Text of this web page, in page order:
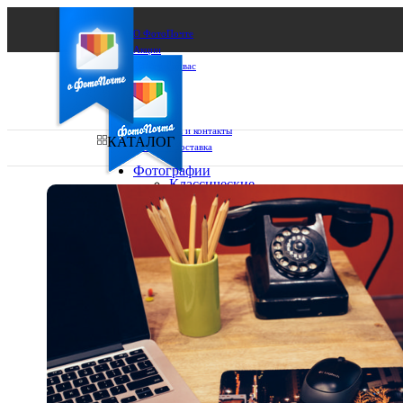
О ФотоПочте
Акции
Сделаем за вас
Бизнесу
FAQ
Франшиза
Поддержка и контакты
Оплата и доставка
Ваш город:
Ваш регион доставки
Выберите из списка:
КАТАЛОГ
Фотографии
Классические
фото
10х10
10х15
13х18
15х15
15х20
20х20
20х30
30х30
30х40
А4
Фото
в